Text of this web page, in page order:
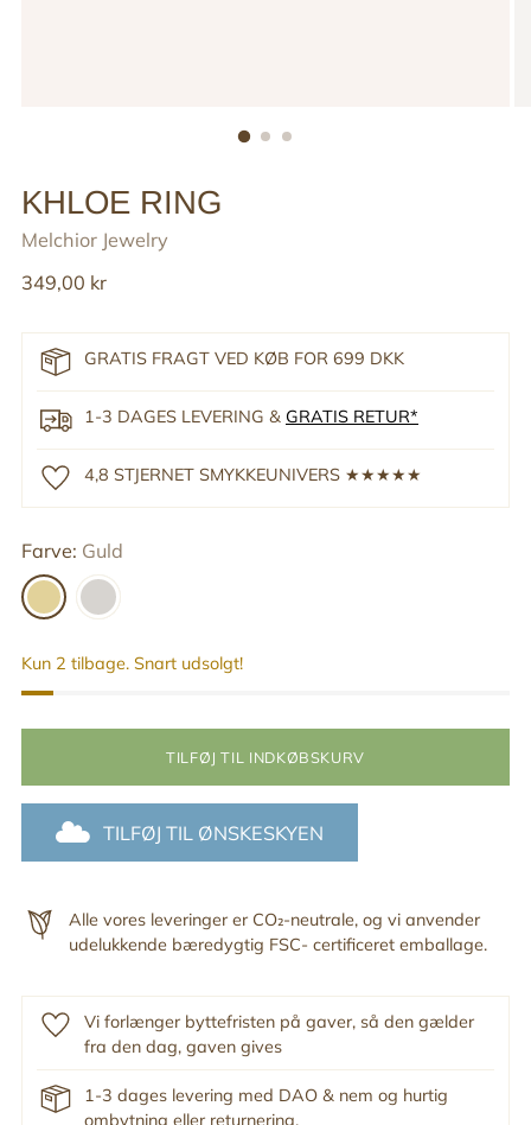
KHLOE RING
Melchior Jewelry
Reguler
349,00 kr
GRATIS FRAGT VED KØB FOR 699 DKK
1-3 DAGES LEVERING & GRATIS RETUR*
4,8 STJERNET SMYKKEUNIVERS ★★★★★
Farve: Guld
Kun 2 tilbage. Snart udsolgt!
TILFØJ TIL INDKØBSKURV
TILFØJ TIL ØNSKESKYEN
Alle vores leveringer er CO₂-neutrale, og vi anvender
udelukkende bæredygtig FSC- certificeret emballage.
Vi forlænger byttefristen på gaver, så den gælder
fra den dag, gaven gives
1-3 dages levering med DAO & nem og hurtig
ombytning eller returnering.